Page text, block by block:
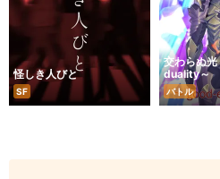
怪しき人びと
SF
交わらぬ
duality～
バトル